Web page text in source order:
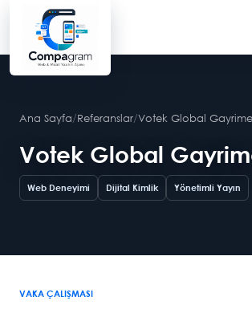
Ana Sayfa/Referanslar/Votek Global
Votek Global
Web Deneyimi Dijital Kimlik Yönetimli Yayın
VAKA ÇALIŞMASI